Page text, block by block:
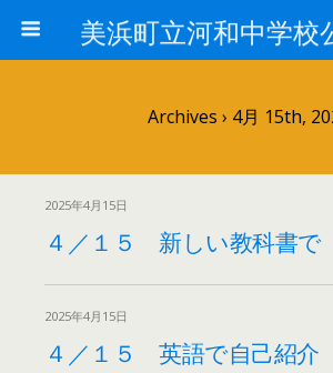
Archives › 4月 15th,
2025年4月15日
４／１５ 新しい教科書で
2025年4月15日
４／１５ 英語で自己紹介